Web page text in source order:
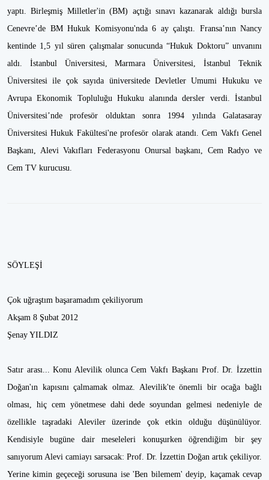
yaptı. Birleşmiş Milletler'in (BM) açtığı sınavı kazanarak aldığı bursla
Cenevre’de BM Hukuk Komisyonu'nda 6 ay çalıştı. Fransa’nın Nancy
kentinde 1,5 yıl süren çalışmalar sonucunda “Hukuk Doktoru” unvanını
aldı. İstanbul Üniversitesi, Marmara Üniversitesi, İstanbul Teknik
Üniversitesi ile çok sayıda üniversitede Devletler Umumi Hukuku ve
Avrupa Ekonomik Topluluğu Hukuku alanında dersler verdi. İstanbul
Üniversitesi’nde profesör olduktan sonra 1994 yılında Galatasaray
Üniversitesi Hukuk Fakültesi'ne profesör olarak atandı. Cem Vakfı Genel
Başkanı, Alevi Vakıfları Federasyonu Onursal başkanı, Cem Radyo ve
Cem TV kurucusu.
SÖYLEŞİ
Çok uğraştım başaramadım çekiliyorum
Akşam 8 Şubat 2012
Şenay YILDIZ
Satır arası... Konu Alevilik olunca Cem Vakfı Başkanı Prof. Dr. İzzettin
Doğan'ın kapısını çalmamak olmaz. Alevilik'te önemli bir ocağa bağlı
olması, hiç cem yönetmese dahi dede soyundan gelmesi nedeniyle de
özellikle taşradaki Aleviler üzerinde çok etkin olduğu düşünülüyor.
Kendisiyle bugüne dair meseleleri konuşurken öğrendiğim bir şey
sanıyorum Alevi camiayı sarsacak: Prof. Dr. İzzettin Doğan artık çekiliyor.
Yerine kimin geçeceği sorusuna ise 'Ben bilemem' deyip, kaçamak cevap